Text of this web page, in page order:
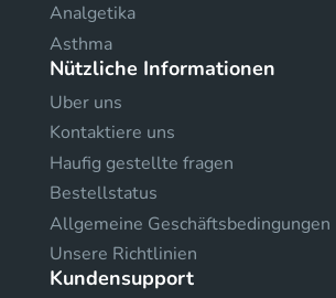
Analgetika
Asthma
Nützliche Informationen
Uber uns
Kontaktiere uns
Haufig gestellte fragen
Bestellstatus
Allgemeine Geschäftsbedingungen
Unsere Richtlinien
Kundensupport